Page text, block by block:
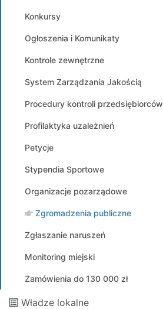
Konkursy
Ogłoszenia i Komunikaty
Kontrole zewnętrzne
System Zarządzania Jakością
Procedury kontroli przedsiębiorców
Profilaktyka uzależnień
Petycje
Stypendia Sportowe
Organizacje pozarządowe
Zgromadzenia publiczne
Zgłaszanie naruszeń
Monitoring miejski
Zamówienia do 130 000 zł
Władze lokalne